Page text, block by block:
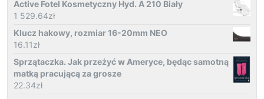
Active Fotel Kosmetyczny Hyd. A 210 Biały
1 529.64zł
Klucz hakowy, rozmiar 16-20mm NEO
16.11zł
Sprzątaczka. Jak przeżyć w Ameryce, będąc samotną
matką pracującą za grosze
22.34zł